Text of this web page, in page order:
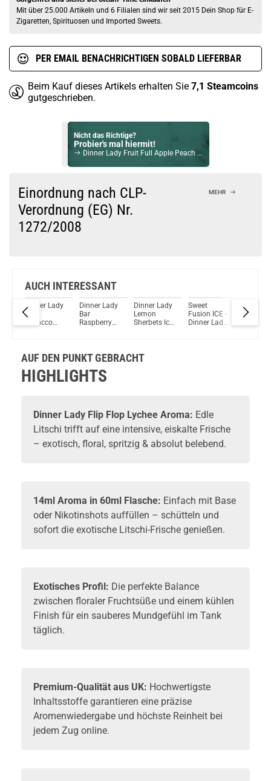
Mit über 25.000 Artikeln und 6 Filialen sind wir seit 2015 Dein Shop für E-
Zigaretten, Spirituosen und Imported Sweets.
PER EMAIL BENACHRICHTIGEN SOBALD LIEFERBAR
Beim Kauf dieses Artikels erhalten Sie 7,1 Steamcoins
gutgeschrieben.
Nicht das Richtige?
Probier's mal hiermit!
Dinner Lady Fruit Full Apple Peach NicSalt Liquid 10ml / 10mg
Check das mal!
EZ Dripper Kit Regular + Flasche 15ml
Du willst Kröten sparen?
Schau mal hier!
Einordnung nach CLP-
Verordnung (EG) Nr.
1272/2008
MEHR
AUCH INTERESSANT
Dinner Lady
Cafe
Tobacco
Dinner Lady
Bar
Raspberry
Dinner Lady
Lemon
Sherbets Ice
Sweet
Fusion ICE -
Dinner Lady
Dinner
Bar San
AUF DEN PUNKT GEBRACHT
HIGHLIGHTS
Dinner Lady Flip Flop Lychee Aroma: Edle
Litschi trifft auf eine intensive, eiskalte Frische
– exotisch, floral, spritzig & absolut belebend.
14ml Aroma in 60ml Flasche: Einfach mit Base
oder Nikotinshots auffüllen – schütteln und
sofort die exotische Litschi-Frische genießen.
Exotisches Profil: Die perfekte Balance
zwischen floraler Fruchtsüße und einem kühlen
Finish für ein sauberes Mundgefühl im Tank
täglich.
Premium-Qualität aus UK: Hochwertigste
Inhaltsstoffe garantieren eine präzise
Aromenwiedergabe und höchste Reinheit bei
jedem Zug online.